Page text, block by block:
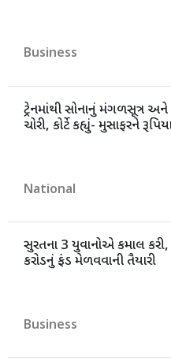
Business
ટ્રેનમાંથી સોનાનું મંગળસૂત્ર અને
ચોરી, કોર્ટે કહ્યું- મુસાફરને
National
સુરતના 3 યુવાનોએ કમાલ
કરોડનું ફંડ મેળવવાની તૈયારી
Business